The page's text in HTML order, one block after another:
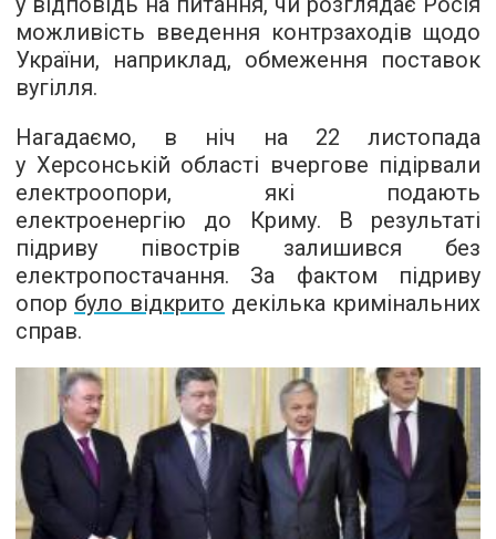
можливість введення контрзаходів щодо
України, наприклад, обмеження поставок
вугілля.
Нагадаємо, в ніч на 22 листопада
у Херсонській області вчергове підірвали
електроопори, які подають
електроенергію до Криму. В результаті
підриву півострів залишився без
електропостачання. За фактом підриву
опор було відкрито декілька кримінальних
справ.